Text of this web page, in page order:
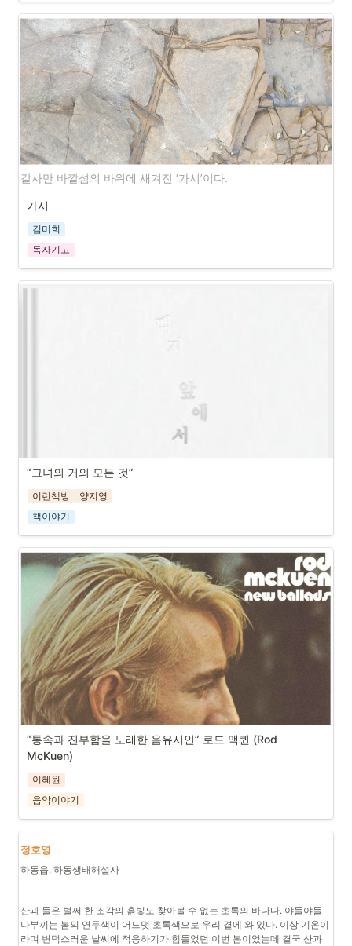
지난 4월 ‘제22회 윤봉길 예산 전국 마라톤 대회’에 ‘식물식평화
세상’ 회원과 함께 참가후 기념 촬영. 오른쪽에서 두번째가 이수
삼 씨.
갈사만 바깥섬의 바위에 새겨진 ‘가시’이다.
가시
김미희
독자기고
“그녀의 거의 모든 것”
이런책방
양지영
책이야기
“통속과 진부함을 노래한 음유시인” 로드 맥퀸 (Rod
McKuen)
이혜원
음악이야기
정호영
하동읍, 하동생태해설사
산과 들은 벌써 한 조각의 흙빛도 찾아볼 수 없는 초록의 바다다. 야들야들
나부끼는 봄의 연두색이 어느덧 초록색으로 우리 곁에 와 있다. 이상 기온이
라며 변덕스러운 날씨에 적응하기가 힘들었던 이번 봄이었는데 결국 산과